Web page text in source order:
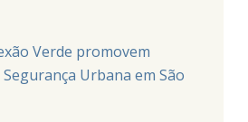
Verde promovem
Urbana em São